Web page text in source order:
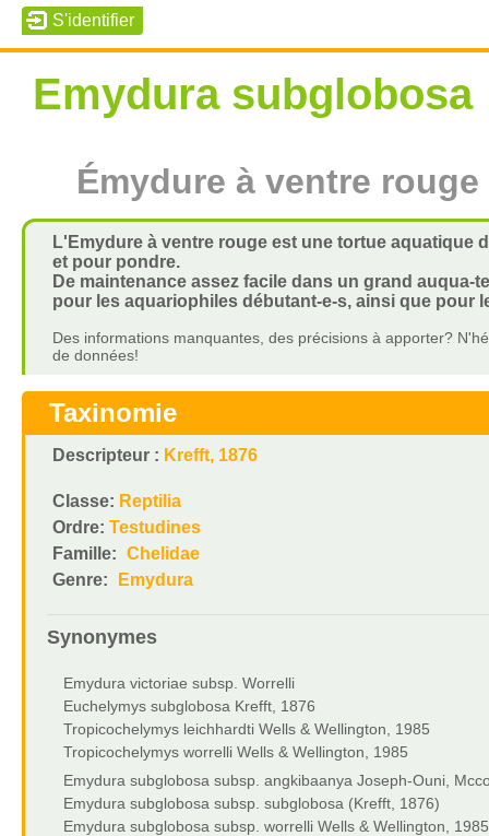
Emydura subglobosa
Émydure à ventre rouge
L'Emydure à ventre rouge est une tortue aquatique
et pour pondre.
De maintenance assez facile dans un grand
pour les aquariophiles débutant-e-s, ainsi que pour
Des informations manquantes, des précisions à apporter?
de données!
Taxinomie
Descripteur : Krefft, 1876
Classe: Reptilia
Ordre: Testudines
Famille: Chelidae
Genre:
Emydura
Synonymes
Emydura victoriae subsp. Worrelli
Euchelymys subglobosa Krefft, 1876
Tropicochelymys leichhardti Wells & Wellington, 1985
Tropicochelymys worrelli Wells & Wellington, 1985
Emydura subglobosa subsp. angkibaanya Joseph-Ouni,
Emydura subglobosa subsp. subglobosa (Krefft, 1876)
Emydura subglobosa subsp. worrelli Wells & Wellington, 1985